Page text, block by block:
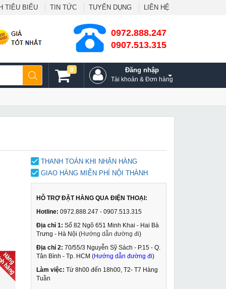
TIÊU BIỂU TIN TỨC TUYỂN DỤNG LIÊN HỆ
0972.888.247
0907.513.315
Đăng nhập
Tài khoản & Đơn hàng
0
THANH TOÁN KHI NHẬN HÀNG
GIAO HÀNG MIỄN PHÍ NỘI THÀNH
HỖ TRỢ ĐẶT HÀNG QUA ĐIỆN THOẠI:
Hotline: 0972.888.247 - 0907.513.315
Địa chỉ 1: Số 82 Ngõ 651 Minh Khai - Hai Bà
Trưng - Hà Nội (Hướng dẫn đường đi)
Địa chỉ 2: 70/55/3 Nguyễn Sỹ Sách - P.15 - Q.
Tân Bình - Tp. HCM (Hướng dẫn đường đi)
Làm việc: Từ 8h00 đến 18h00, T2- T7 Hàng
Tuần
Máy cắt sắt Quaiyou
QY 4355
2,290,000 VNĐ